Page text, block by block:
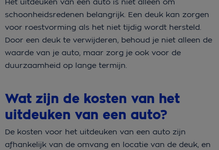
schoonheidsredenen belangrijk. Een deuk kan zorgen
voor roestvorming als het niet tijdig wordt hersteld.
Door een deuk te verwijderen, behoud je niet alleen de
waarde van je auto, maar zorg je ook voor de
duurzaamheid op lange termijn.
Wat zijn de kosten van het
uitdeuken van een auto?
De kosten voor het uitdeuken van een auto zijn
afhankelijk van de omvang en locatie van de deuk, en